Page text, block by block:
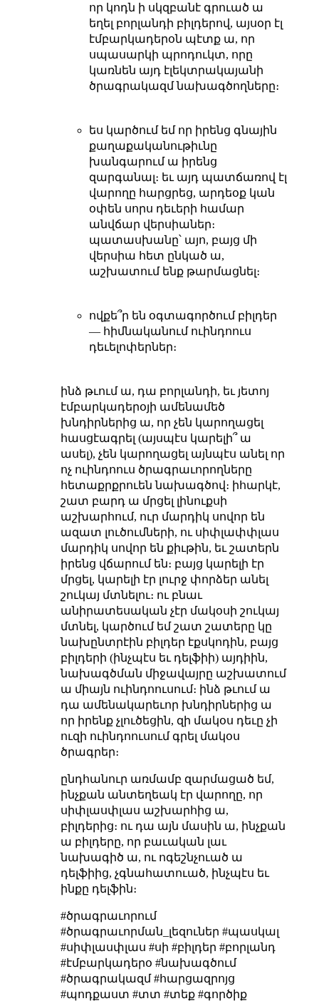
որ կոդն ի սկզբանէ գրուած ա
եղել բորլանդի բիլդերով, այսօր էլ
էմբարկադերօն պէտք ա, որ
սպասարկի պրոդուկտ, որը
կառնեն այդ էլեկտրակայանի
ծրագրակազմ նախագծողները։
ես կարծում եմ որ իրենց գնային
քաղաքականութիւնը
խանգարում ա իրենց
զարգանալ։ եւ այդ պատճառով էլ
վարողը հարցրեց, արդեօք կան
օփեն սորս դեւերի համար
անվճար վերսիաներ։
պատասխանը՝ այո, բայց մի
վերսիա հետ ընկած ա,
աշխատում ենք թարմացնել։
ովքե՞ր են օգտագործում բիլդեր
— հիմնականում ուինդոուս
դեւելոփերներ։
ինձ թւում ա, դա բորլանդի, եւ յետոյ
էմբարկադերօյի ամենամեծ
խնդիրներից ա, որ չեն կարողացել
հասցէագրել (այսպէս կարելի՞ ա
ասել), չեն կարողացել այնպէս անել որ
ոչ ուինդոուս ծրագրաւորողները
հետաքրքրուեն նախագծով։ իհարկէ,
շատ բարդ ա մրցել լինուքսի
աշխարհում, ուր մարդիկ սովոր են
ազատ լուծումների, ու սիփլափփլաս
մարդիկ սովոր են քիւթին, եւ շատերն
իրենց վճարում են։ բայց կարելի էր
մրցել, կարելի էր լուրջ փորձեր անել
շուկայ մտնելու։ ու բնաւ
անիրատեսական չէր մակօսի շուկայ
մտնել, կարծում եմ շատ շատերը կը
նախընտրէին բիլդեր էքսկոդին, բայց
բիլդերի (ինչպէս եւ դելֆիի) այդիին,
նախագծման միջավայրը աշխատում
ա միայն ուինդոուսում։ ինձ թւում ա
դա ամենակարեւոր խնդիրներից ա
որ իրենք չլուծեցին, զի մակօս դեւը չի
ուզի ուինդոուսում գրել մակօս
ծրագրեր։
ընդհանուր առմամբ զարմացած եմ,
ինչքան անտեղեակ էր վարողը, որ
սիփլասփլաս աշխարհից ա,
բիլդերից։ ու դա այն մասին ա, ինչքան
ա բիլդերը, որ բաւական լաւ
նախագիծ ա, ու ոգեշնչուած ա
դելֆիից, չգնահատուած, ինչպէս եւ
ինքը դելֆին։
#ծրագրաւորում
#ծրագրաւորման_լեզուներ #պասկալ
#սիփլասփլաս #սի #բիլդեր #բորլանդ
#էմբարկադերօ #նախագծում
#ծրագրակազմ #հարցազրոյց
#պոդքաստ #տտ #տեք #գործիք